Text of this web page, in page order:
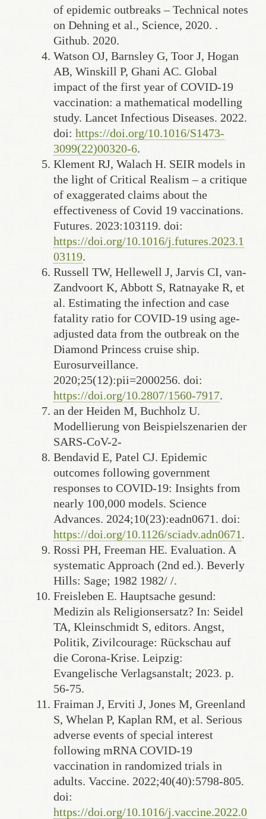
of epidemic outbreaks – Technical notes
on Dehning et al., Science, 2020. .
Github. 2020.
Watson OJ, Barnsley G, Toor J, Hogan
AB, Winskill P, Ghani AC. Global
impact of the first year of COVID-19
vaccination: a mathematical modelling
study. Lancet Infectious Diseases. 2022.
doi: https://doi.org/10.1016/S1473-
3099(22)00320-6.
Klement RJ, Walach H. SEIR models in
the light of Critical Realism – a critique
of exaggerated claims about the
effectiveness of Covid 19 vaccinations.
Futures. 2023:103119. doi:
https://doi.org/10.1016/j.futures.2023.1
03119.
Russell TW, Hellewell J, Jarvis CI, van-
Zandvoort K, Abbott S, Ratnayake R, et
al. Estimating the infection and case
fatality ratio for COVID-19 using age-
adjusted data from the outbreak on the
Diamond Princess cruise ship.
Eurosurveillance.
2020;25(12):pii=2000256. doi:
https://doi.org/10.2807/1560-7917.
an der Heiden M, Buchholz U.
Modellierung von Beispielszenarien der
SARS-CoV-2-
Bendavid E, Patel CJ. Epidemic
outcomes following government
responses to COVID-19: Insights from
nearly 100,000 models. Science
Advances. 2024;10(23):eadn0671. doi:
https://doi.org/10.1126/sciadv.adn0671.
Rossi PH, Freeman HE. Evaluation. A
systematic Approach (2nd ed.). Beverly
Hills: Sage; 1982 1982/ /.
Freisleben E. Hauptsache gesund:
Medizin als Religionsersatz? In: Seidel
TA, Kleinschmidt S, editors. Angst,
Politik, Zivilcourage: Rückschau auf
die Corona-Krise. Leipzig:
Evangelische Verlagsanstalt; 2023. p.
56-75.
Fraiman J, Erviti J, Jones M, Greenland
S, Whelan P, Kaplan RM, et al. Serious
adverse events of special interest
following mRNA COVID-19
vaccination in randomized trials in
adults. Vaccine. 2022;40(40):5798-805.
doi:
https://doi.org/10.1016/j.vaccine.2022.0